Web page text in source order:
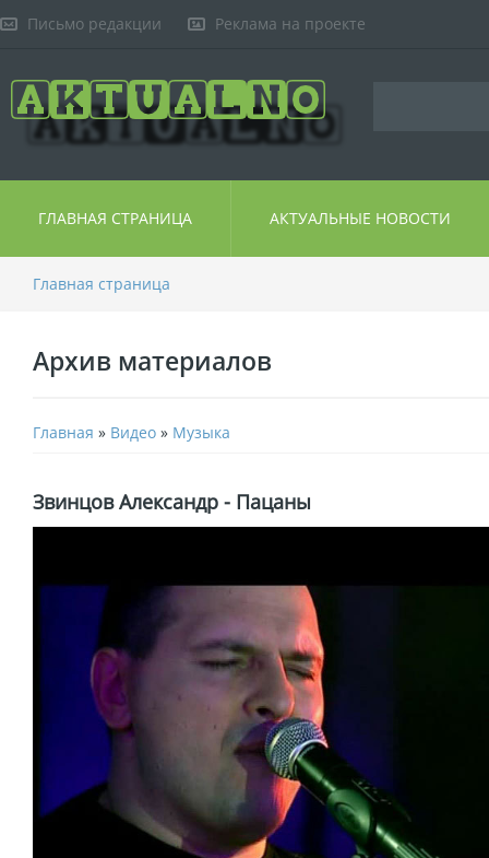
Письмо редакции Реклама на проекте
ГЛАВНАЯ СТРАНИЦА АКТУАЛЬНЫЕ НОВОСТИ
Главная страница
Архив материалов
Главная » Видео » Музыка
Звинцов Александр - Пацаны